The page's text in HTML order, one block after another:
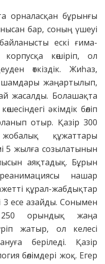
орналасқан бұрынғы
бар, соның үшеуі
ескі ғима­
кор­пусқа көшіріп, ол
өткіздік. Жиһаз,
шамдары жаңартылып,
жасалды. Болашақта
әкімдік бөліп
отыр. Қазір 300
құжаттары
5 жылға созылатынын
аяқтадық. Бұрын
нашар
құрал-жабдықтар
3 есе азайды. Сонымен
250 орындық жаңа
жатыр, ол келесі
беріледі. Қазір
бөлімдері жоқ. Егер